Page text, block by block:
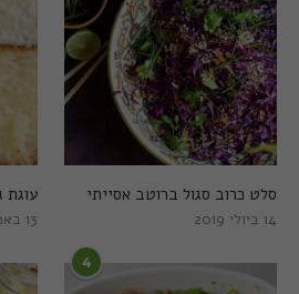
עוגת
13 באפריל 2019
סלט כרוב סגול ברוטב אסייתי
14 ביולי 2019
4